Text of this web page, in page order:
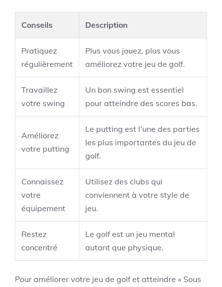
Conseils Description
Pratiquez
régulièrement
Plus vous jouez, plus vous
améliorez votre jeu de golf.
Travaillez
votre swing
Un bon swing est essentiel
pour atteindre des scores bas.
Améliorez
votre putting
Le putting est l’une des parties
les plus importantes du jeu de
golf.
Connaissez
votre
équipement
Utilisez des clubs qui
conviennent à votre style de
jeu.
Restez
concentré
Le golf est un jeu mental
autant que physique.
Pour améliorer votre jeu de golf et atteindre « Sous